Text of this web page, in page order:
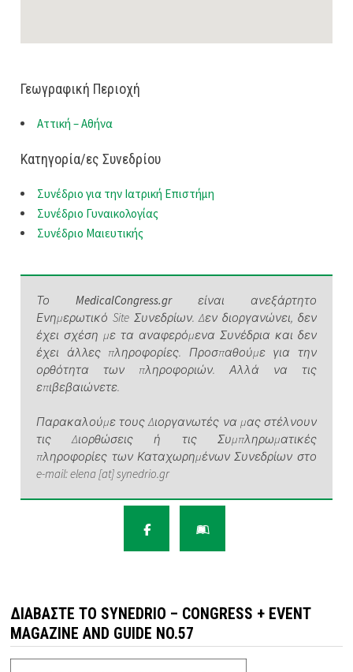
Γεωγραφική Περιοχή
Αττική – Αθήνα
Κατηγορία/ες Συνεδρίου
Συνέδριο για την Ιατρική Επιστήμη
Συνέδριο Γυναικολογίας
Συνέδριο Μαιευτικής
ΤοMedicalCongress.grείναι ανεξάρτητο
Ενημερωτικό Site Συνεδρίων. Δεν διοργανώνει, δεν
έχει σχέση με τα αναφερόμενα Συνέδρια και δεν
έχει άλλες πληροφορίες. Προσπαθούμε για την
ορθότητα των πληροφοριών. Αλλά να τις
επιβεβαιώνετε.
Παρακαλούμε τους Διοργανωτές να μας στέλνουν
τις Διορθώσεις ή τις Συμπληρωματικές
πληροφορίες των Καταχωρημένων Συνεδρίων στο
e-mail: elena [at] synedrio.gr
ΔΙΑΒΆΣΤΕ ΤΟ SYNEDRIO – CONGRESS + EVENT
MAGAZINE AND GUIDE NO.57